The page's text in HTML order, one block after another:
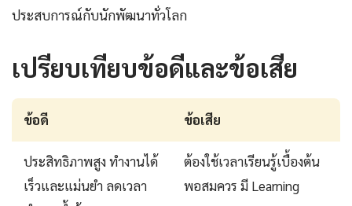
ประสบการณ์กับนักพัฒนาทั่วโลก
เปรียบเทียบข้อดีและข้อเสีย
ข้อดี ข้อเสีย
ประสิทธิภาพสูง ทำงานได้
เร็วและแม่นยำ ลดเวลา
ต้องใช้เวลาเรียนรู้เบื้องต้น
พอสมควร มี Learning